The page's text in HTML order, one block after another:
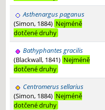
Asthenargus paganus
(Simon, 1884) Nejméně
dotčené druhy
Bathyphantes gracilis
(Blackwall, 1841) Nejméně
dotčené druhy
Centromerus sellarius
(Simon, 1884) Nejméně
dotčené druhy